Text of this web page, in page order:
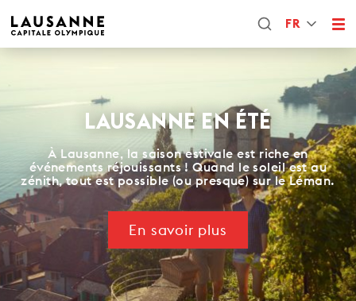
FR
LAUSANNE EN ÉTÉ
À Lausanne, la saison estivale est riche en
événements réjouissants ! Quand le soleil est au
zénith, tout est possible (ou presque) sur le Léman.
En savoir plus